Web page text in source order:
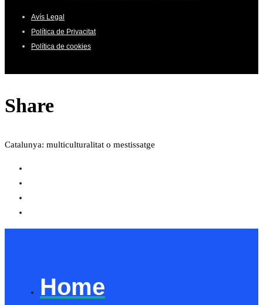
Avís Legal
Política de Privacitat
Política de cookies
Share
Catalunya: multiculturalitat o mestissatge
Home